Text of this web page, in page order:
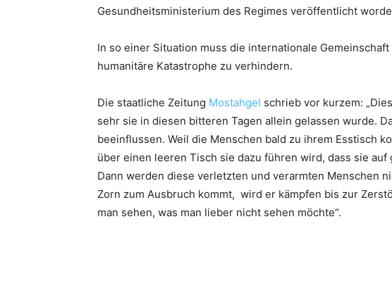
Gesundheitsministerium des Regimes veröffentlicht
In so einer Situation muss die internationale
humanitäre Katastrophe zu verhindern.
Die staatliche Zeitung Mostahgel schrieb vor kurzem:
sehr sie in diesen bitteren Tagen allein gelassen wurde.
beeinflussen. Weil die Menschen bald zu ihrem Esstisch
über einen leeren Tisch sie dazu führen wird, dass sie
Dann werden diese verletzten und verarmten Menschen
Zorn zum Ausbruch kommt, wird er kämpfen bis zur
man sehen, was man lieber nicht sehen möchte“.